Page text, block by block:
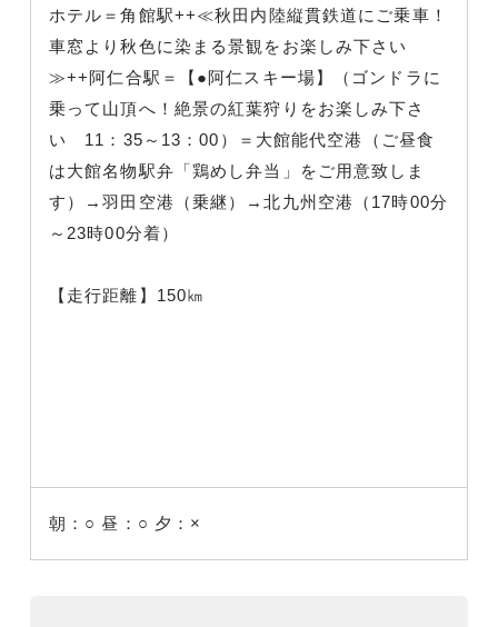
ホテル＝角館駅++≪秋田内陸縦貫鉄道にご乗車！
車窓より秋色に染まる景観をお楽しみ下さい
≫++阿仁合駅＝【●阿仁スキー場】（ゴンドラに
乗って山頂へ！絶景の紅葉狩りをお楽しみ下さ
い 11：35～13：00）＝大館能代空港（ご昼食
は大館名物駅弁「鶏めし弁当」をご用意致しま
す）→羽田空港（乗継）→北九州空港（17時00分
～23時00分着）
【走行距離】150㎞
朝：○ 昼：○ 夕：×